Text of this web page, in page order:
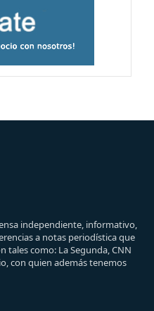
independiente, informativo,
a notas periodística que
tales como: La Segunda, CNN
con quien además tenemos